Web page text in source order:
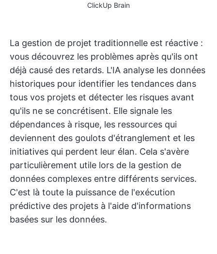
ClickUp Brain
La gestion de projet traditionnelle est réactive :
vous découvrez les problèmes après qu'ils ont
déjà causé des retards. L'IA analyse les données
historiques pour identifier les tendances dans
tous vos projets et détecter les risques avant
qu'ils ne se concrétisent. Elle signale les
dépendances à risque, les ressources qui
deviennent des goulots d'étranglement et les
initiatives qui perdent leur élan. Cela s'avère
particulièrement utile lors de la gestion de
données complexes entre différents services.
C'est là toute la puissance de l'exécution
prédictive des projets à l'aide d'informations
basées sur les données.